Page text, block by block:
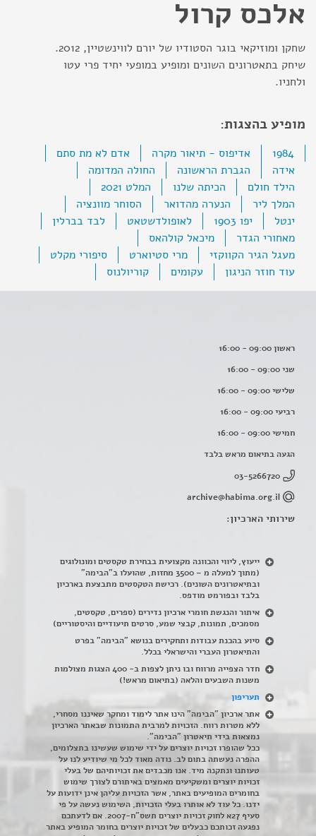
אלכס קרול
שחקן ומוזיקאי בוגר הסטודיו של יורם לווינשטיין, 2012.
שיחק בתאטרונים השונים ומופיע במופעי יחיד פרי עטו
ולחניו.
מופיע בהצגות:
1984 אדיפוס - תיאור מקרה
אדם לא מת סתם
אידה
הגברת הראשונה
החולה המדומה
הילד חולם
הכיתה שלנו
המלט 2021
המלך ליר
הנערה מהדואר
הסוחר מוונציה
ינטל
יפו 1903 לאופולדשטאט
לבד בברלין
מאחורי הגדר
מיכאל קולהאס
מעגל הגיר הקווקזי
מרי סטיוארט
סיפורי מקלט
עוד חוזר הניגון
עקומים קוריולנוס
ראשון 09:00 - 16:00
שני 09:00 - 16:00
שלישי 09:00 - 16:00
רביעי 09:00 - 16:00
חמישי 09:00 - 16:00
הגעה בתיאום מראש בלבד
03-5266720
archive@habima.org.il
שירותי הארכיון:
ייעוץ, ליווי והכוונה מקצועית בבחירת טקסטים ומונולוגים
(מתוך למעלה מ – 3500 מחזות, שהועלו ב"הבימה"
ובתיאטרונים השונים). רכישת הטקסטים מתבצעת בארכיון
בלבד ובפורמט מודפס.
איתור והנגשת חומרי ארכיון נדירים (ספרים, טקסטים,
מסמכים, תמונות, קבצי שמע, סרטים תיעודיים והיסטוריים)
סיוע בהכנת עבודות ותחקירים בנושא "הבימה" בפרט
והתיאטרון העברי והישראלי בכלל.
חדר הצפייה מרווח ובו ניתן לצפות ב- 400 הצגות מצולמות
משנות השבעים והלאה (בתיאום מראש!)
תעריפון
אתר ארכיון "הבימה" הינו אתר לימוד ומחקר שאיננו מסחרי,
ללא מטרות רווח. הזכויות למרבית התמונות שבאתר הארכיון
נמצאות בידי תיאטרון "הבימה".
ככל שהופרו זכויות יוצרים על ידי שימוש שעשינו בתצלומים,
ההפרה נעשתה בתום לב. נודה מאוד לכל מי שיודיע לנו על
טעותנו ונתקנה מיד. אנו מכבדים את זכויותיהם של בעלי
זכויות יוצרים ומשקיעים מאמצים באיתורם לצורך שימוש
בחומרים המופיעים באתר, אשר הזכויות עליהן אינן ידועות על
ידנו. כל עוד לא אותרו בעלי הזכויות, השימוש נעשה על פי
סעיף 27א לחוק זכויות יוצרים תשס"ח-2007. אם לדעתכם
נפגעה זכותכם כבעלים של זכויות יוצרים בחומר המופיע באתר